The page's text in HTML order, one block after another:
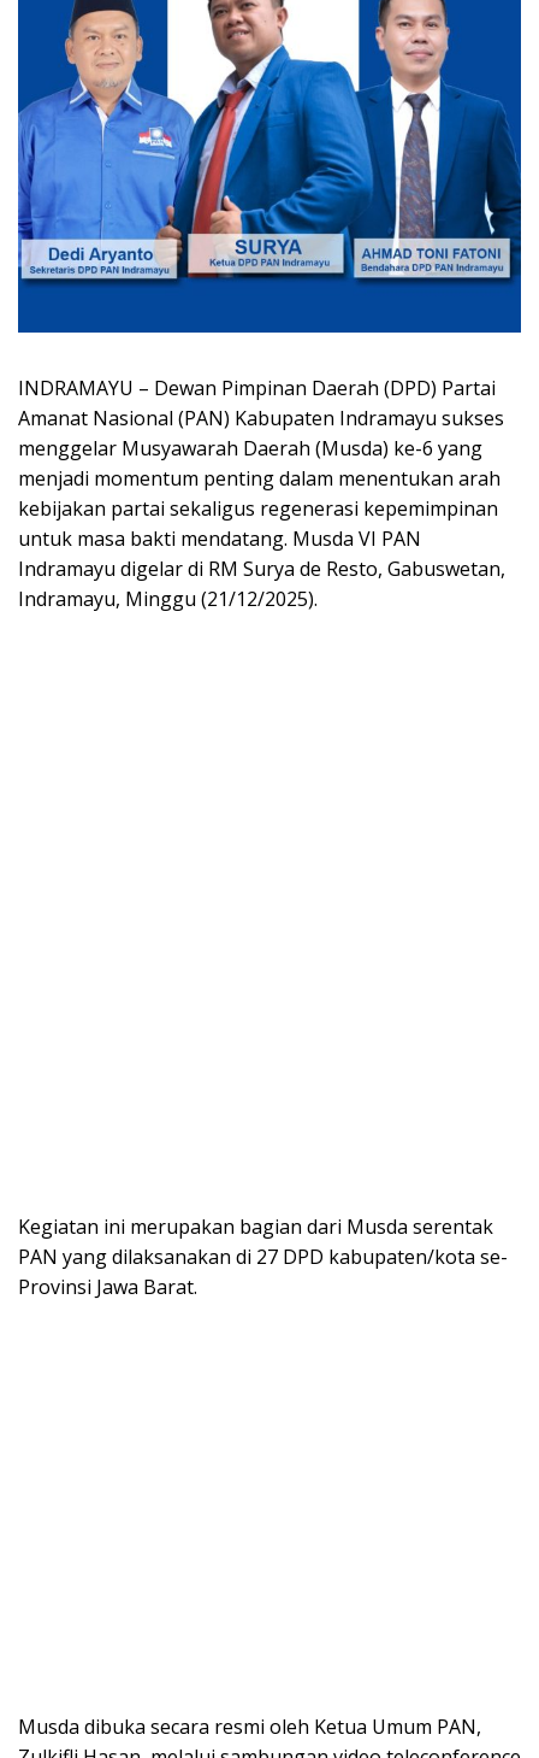
INDRAMAYU – Dewan Pimpinan Daerah (DPD) Partai
Amanat Nasional (PAN) Kabupaten Indramayu sukses
menggelar Musyawarah Daerah (Musda) ke-6 yang
menjadi momentum penting dalam menentukan arah
kebijakan partai sekaligus regenerasi kepemimpinan
untuk masa bakti mendatang. Musda VI PAN
Indramayu digelar di RM Surya de Resto, Gabuswetan,
Indramayu, Minggu (21/12/2025).
Kegiatan ini merupakan bagian dari Musda serentak
PAN yang dilaksanakan di 27 DPD kabupaten/kota se-
Provinsi Jawa Barat.
Musda dibuka secara resmi oleh Ketua Umum PAN,